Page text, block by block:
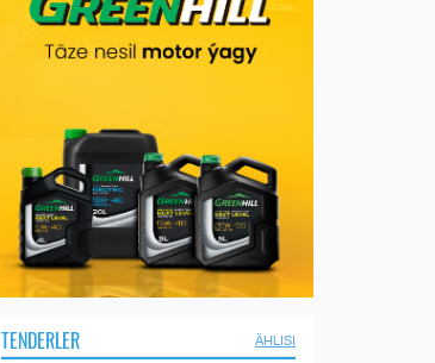
TENDERLER ÄHLISI